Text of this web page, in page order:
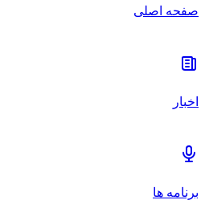
صفحه اصلی
اخبار
برنامه ها